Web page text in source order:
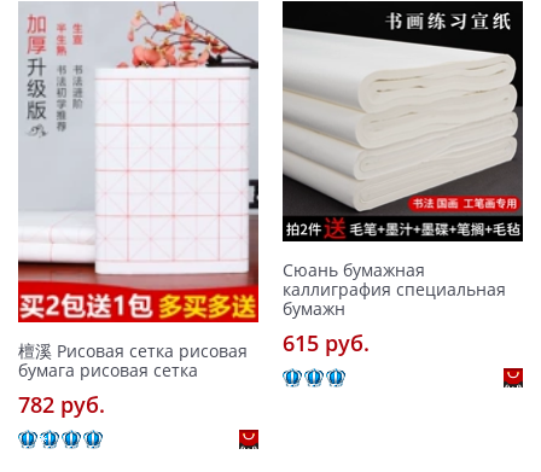
檀溪 Рисовая сетка рисовая
бумага рисовая сетка
782 pуб.
Сюань бумажная
каллиграфия специальная
бумажн
615 pуб.